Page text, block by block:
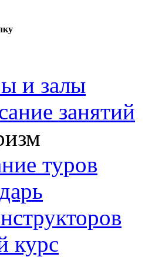
и залы
занятий
туров
курс